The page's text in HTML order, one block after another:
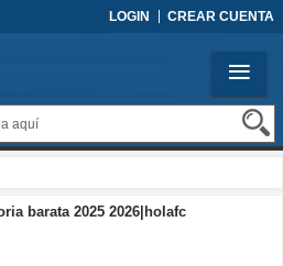
LOGIN CREAR CUENTA
barata 2025 2026|holafc